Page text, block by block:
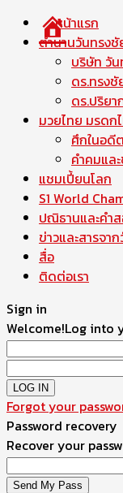
หน้าแรก
ตำนานวันทรงชั
บริษัท วั
ดร.ทรง
ดร.ปริย
มวยไทย มรดก
ศึกในอดีต
คำคมแล
แชมเปี้ยนโลก
S1 World
ปณิธานและคำ
ข่าวและสารจา
สื่อ
ติดต่อเรา
Sign in
Welcome!Log into
Forgot your
Password recovery
Recover your